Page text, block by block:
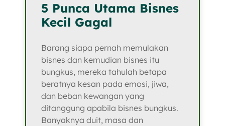
5 Punca Utama Bisnes
Kecil Gagal
Barang siapa pernah memulakan
bisnes dan kemudian bisnes itu
bungkus, mereka tahulah betapa
beratnya kesan pada emosi, jiwa,
dan beban kewangan yang
ditanggung apabila bisnes bungkus.
Banyaknya duit, masa dan